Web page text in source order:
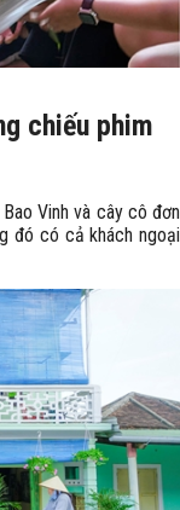
chiếu phim
Vinh và cây cô đơn
đó có cả khách ngoại